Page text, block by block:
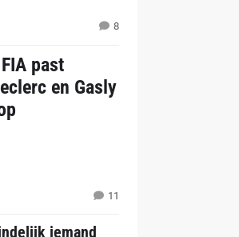
8
past
en Gasly
11
iemand